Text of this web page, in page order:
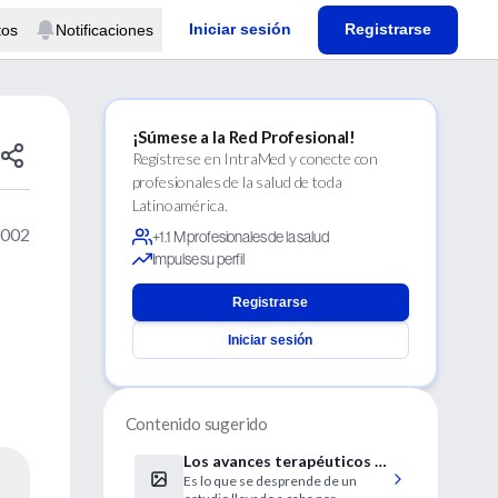
Notificaciones Iniciar sesión Registrarse
¡Súmese a la Red Profesional!
Regístrese en IntraMed y conecte con
profesionales de la salud de toda
Latinoamérica.
+1.1 M profesionales de la salud
Impulse su perfil
Registrarse
Iniciar sesión
Contenido sugerido
Los avances terapéuticos y
las campañas
Es lo que se desprende de un